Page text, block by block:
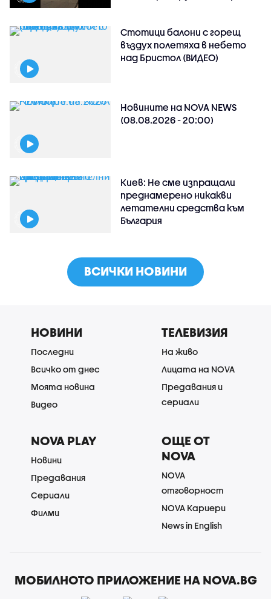
Стотици балони с горещ
въздух полетяха в небето
над Бристол (ВИДЕО)
Новините на NOVA NEWS
(08.08.2026 - 20:00)
Киев: Не сме изпращали
преднамерено никакви
летателни средства към
България
ВСИЧКИ НОВИНИ
НОВИНИ
Последни
Всичко от днес
Моята новина
Видео
ТЕЛЕВИЗИЯ
На живо
Лицата на NOVA
Предавания и
сериали
NOVA PLAY
Новини
Предавания
Сериали
Филми
ОЩЕ ОТ
NOVA
NOVA
отговорност
NOVA Кариери
News in English
МОБИЛНОТО ПРИЛОЖЕНИЕ НА NOVA.BG